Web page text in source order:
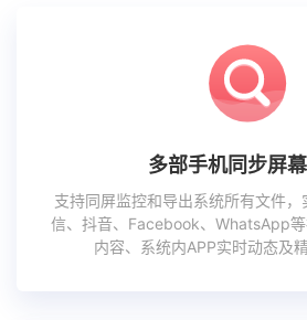
多部手机同步屏
支持同屏监控和导出系统所有文件
信、抖音、Facebook、WhatsApp
内容、系统内APP实时动态及